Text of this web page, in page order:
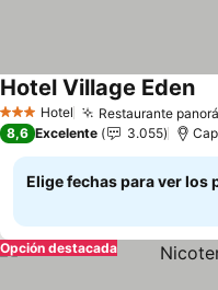
3 Estrellas
Hotel Restaurante
Hotel Village Eden
8,6 Excelente 3.055
Elige fechas para ver los
Opción destacada